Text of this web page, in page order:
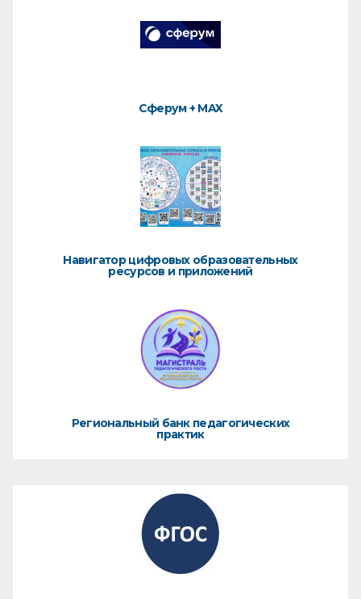
Сферум + MAX
Навигатор цифровых образовательных
ресурсов и приложений
Региональный банк педагогических
практик